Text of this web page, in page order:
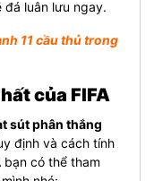
đá luân lưu ngay.
11 cầu thủ trong
của FIFA
sút phân thắng
định và cách tính
bạn có thể tham